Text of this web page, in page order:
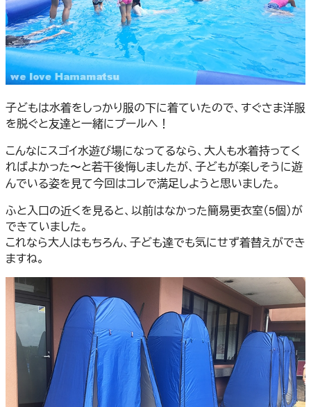
子どもは水着をしっかり服の下に着ていたので、すぐさま洋服
を脱ぐと友達と一緒にプールへ！
こんなにスゴイ水遊び場になってるなら、大人も水着持ってく
ればよかった〜と若干後悔しましたが、子どもが楽しそうに遊
んでいる姿を見て今回はコレで満足しようと思いました。
ふと入口の近くを見ると、以前はなかった簡易更衣室（5個）が
できていました。
これなら大人はもちろん、子ども達でも気にせず着替えができ
ますね。